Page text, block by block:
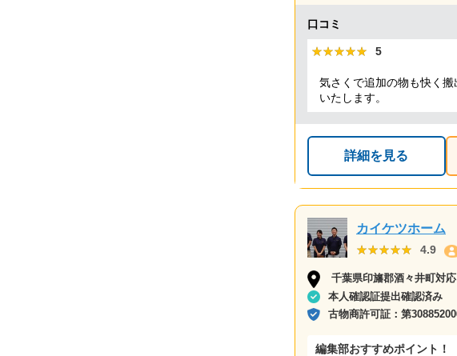
口コミ
★★★★★
★★★★★ 5
気さくで追加の物も快く
いたします。
詳細を見る
カイケツホーム
★★★★★
★★★★★ 4.9
千葉県印旛郡酒々井町対応
本人確認証提出確認済み
古物商許可証： 第
編集部おすすめポイント！